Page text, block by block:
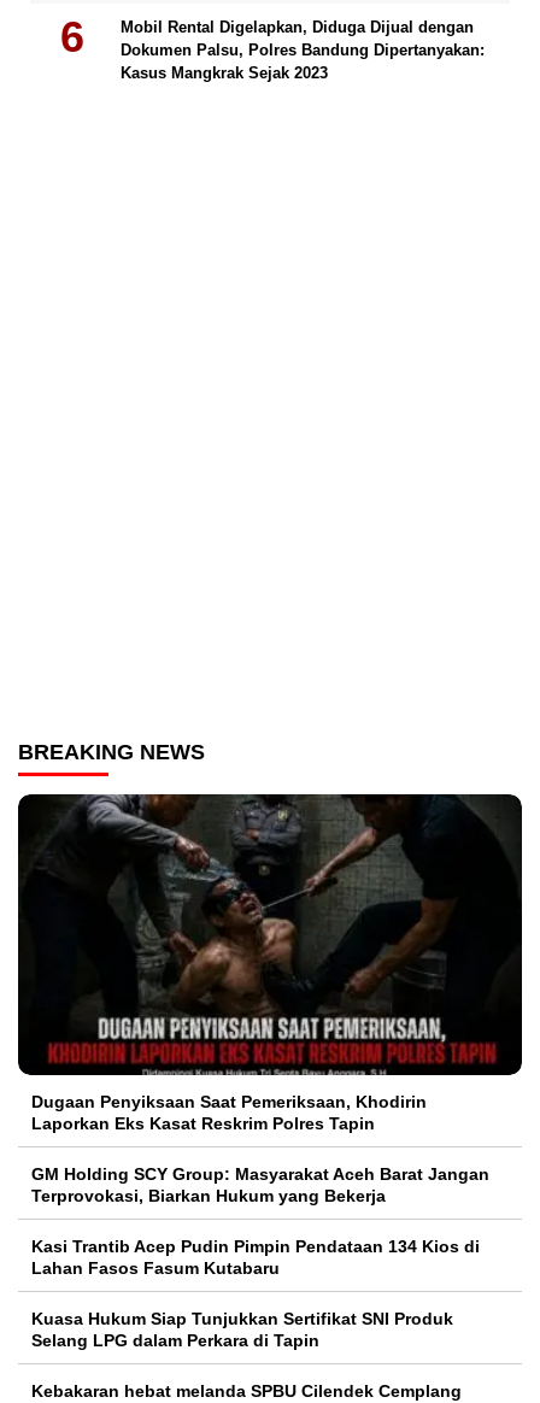
Mobil Rental Digelapkan, Diduga Dijual dengan
Dokumen Palsu, Polres Bandung Dipertanyakan:
Kasus Mangkrak Sejak 2023
BREAKING NEWS
Dugaan Penyiksaan Saat Pemeriksaan, Khodirin
Laporkan Eks Kasat Reskrim Polres Tapin
GM Holding SCY Group: Masyarakat Aceh Barat Jangan
Terprovokasi, Biarkan Hukum yang Bekerja
Kasi Trantib Acep Pudin Pimpin Pendataan 134 Kios di
Lahan Fasos Fasum Kutabaru
Kuasa Hukum Siap Tunjukkan Sertifikat SNI Produk
Selang LPG dalam Perkara di Tapin
Kebakaran hebat melanda SPBU Cilendek Cemplang